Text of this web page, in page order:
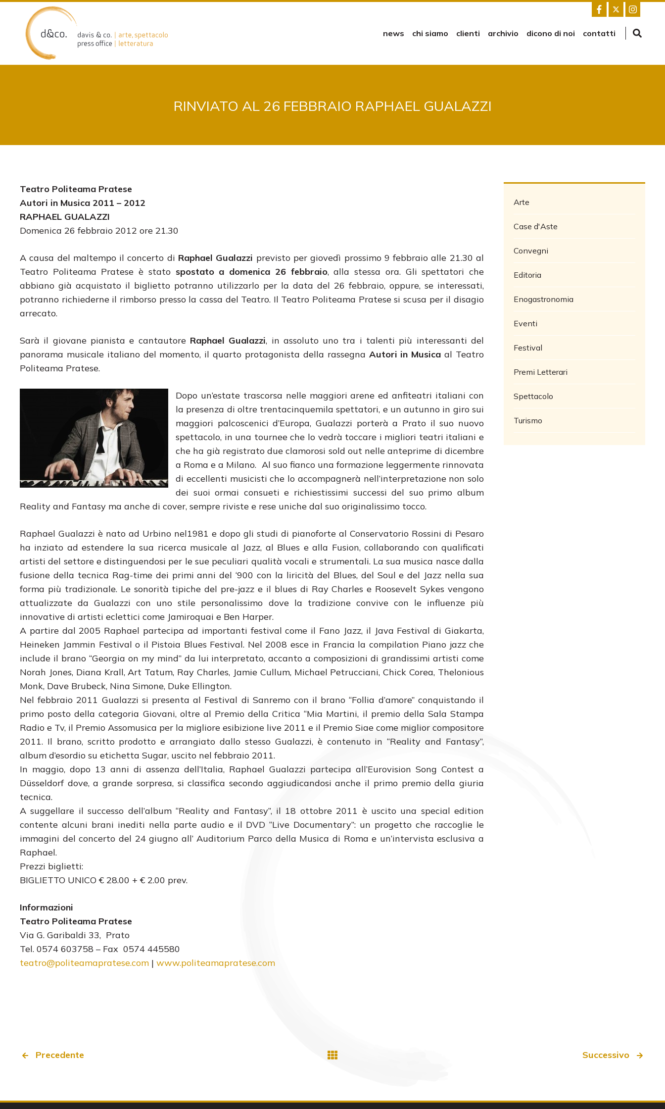
content
news chi siamo clienti archivio dicono di noi contatti
RINVIATO AL 26 FEBBRAIO RAPHAEL GUALAZZI
Teatro Politeama Pratese
Autori in Musica 2011 – 2012
RAPHAEL GUALAZZI
Domenica 26 febbraio 2012 ore 21.30
A causa del maltempo il concerto di Raphael Gualazzi previsto per giovedì prossimo 9 febbraio alle 21.30 al
Teatro Politeama Pratese è stato spostato a domenica 26 febbraio, alla stessa ora. Gli spettatori che
abbiano già acquistato il biglietto potranno utilizzarlo per la data del 26 febbraio, oppure, se interessati,
potranno richiederne il rimborso presso la cassa del Teatro. Il Teatro Politeama Pratese si scusa per il disagio
arrecato.
Sarà il giovane pianista e cantautore Raphael Gualazzi, in assoluto uno tra i talenti più interessanti del
panorama musicale italiano del momento, il quarto protagonista della rassegna Autori in Musica al Teatro
Politeama Pratese.
Dopo un’estate trascorsa nelle maggiori arene ed anfiteatri italiani con
la presenza di oltre trentacinquemila spettatori, e un autunno in giro sui
maggiori palcoscenici d’Europa, Gualazzi porterà a Prato il suo nuovo
spettacolo, in una tournee che lo vedrà toccare i migliori teatri italiani e
che ha già registrato due clamorosi sold out nelle anteprime di dicembre
a Roma e a Milano. Al suo fianco una formazione leggermente rinnovata
di eccellenti musicisti che lo accompagnerà nell’interpretazione non solo
dei suoi ormai consueti e richiestissimi successi del suo primo album
Reality and Fantasy ma anche di cover, sempre riviste e rese uniche dal suo originalissimo tocco.
Raphael Gualazzi è nato ad Urbino nel1981 e dopo gli studi di pianoforte al Conservatorio Rossini di Pesaro
ha inziato ad estendere la sua ricerca musicale al Jazz, al Blues e alla Fusion, collaborando con qualificati
artisti del settore e distinguendosi per le sue peculiari qualità vocali e strumentali. La sua musica nasce dalla
fusione della tecnica Rag-time dei primi anni del ‘900 con la liricità del Blues, del Soul e del Jazz nella sua
forma più tradizionale. Le sonorità tipiche del pre-jazz e il blues di Ray Charles e Roosevelt Sykes vengono
attualizzate da Gualazzi con uno stile personalissimo dove la tradizione convive con le influenze più
innovative di artisti eclettici come Jamiroquai e Ben Harper.
A partire dal 2005 Raphael partecipa ad importanti festival come il Fano Jazz, il Java Festival di Giakarta,
Heineken Jammin Festival o il Pistoia Blues Festival. Nel 2008 esce in Francia la compilation Piano jazz che
include il brano “Georgia on my mind” da lui interpretato, accanto a composizioni di grandissimi artisti come
Norah Jones, Diana Krall, Art Tatum, Ray Charles, Jamie Cullum, Michael Petrucciani, Chick Corea, Thelonious
Monk, Dave Brubeck, Nina Simone, Duke Ellington.
Nel febbraio 2011 Gualazzi si presenta al Festival di Sanremo con il brano “Follia d’amore” conquistando il
primo posto della categoria Giovani, oltre al Premio della Critica “Mia Martini, il premio della Sala Stampa
Radio e Tv, il Premio Assomusica per la migliore esibizione live 2011 e il Premio Siae come miglior compositore
2011. Il brano, scritto prodotto e arrangiato dallo stesso Gualazzi, è contenuto in “Reality and Fantasy”,
album d’esordio su etichetta Sugar, uscito nel febbraio 2011.
In maggio, dopo 13 anni di assenza dell’Italia, Raphael Gualazzi partecipa all’Eurovision Song Contest a
Düsseldorf dove, a grande sorpresa, si classifica secondo aggiudicandosi anche il primo premio della giuria
tecnica.
A suggellare il successo dell’album “Reality and Fantasy”, il 18 ottobre 2011 è uscito una special edition
contente alcuni brani inediti nella parte audio e il DVD “Live Documentary”: un progetto che raccoglie le
immagini del concerto del 24 giugno all’ Auditorium Parco della Musica di Roma e un’intervista esclusiva a
Raphael.
Prezzi biglietti:
BIGLIETTO UNICO € 28.00 + € 2.00 prev.
Informazioni
Teatro Politeama Pratese
Via G. Garibaldi 33, Prato
Tel. 0574 603758 – Fax 0574 445580
teatro@politeamapratese.com | www.politeamapratese.com
Arte
Case d'Aste
Convegni
Editoria
Enogastronomia
Eventi
Festival
Premi Letterari
Spettacolo
Turismo
Precedente Successivo